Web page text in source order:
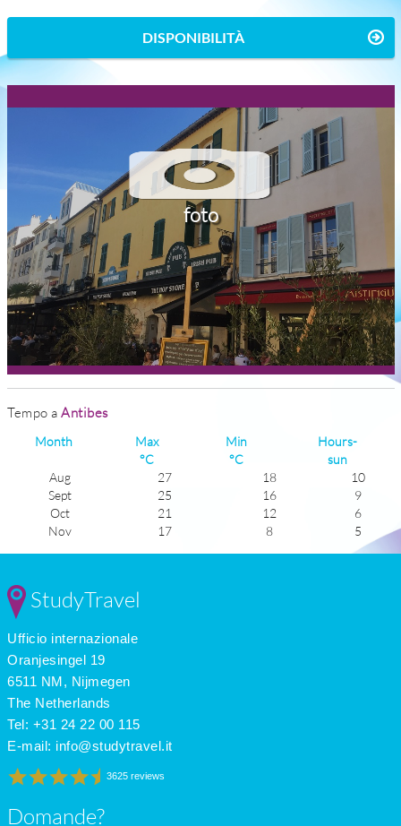
DISPONIBILITÀ
foto
Tempo a Antibes
Month
Max
°C
Min
°C
Hours-
sun
Aug
27 18
10
Sept
25 16
9
Oct
21 12
6
Nov
17 8
5
4
Mar
May
June
July
StudyTravel
Ufficio internazionale
Oranjesingel 19
6511 NM, Nijmegen
The Netherlands
Tel: +31 24 22 00 115
E-mail: info@studytravel.it
3625 reviews
Domande?